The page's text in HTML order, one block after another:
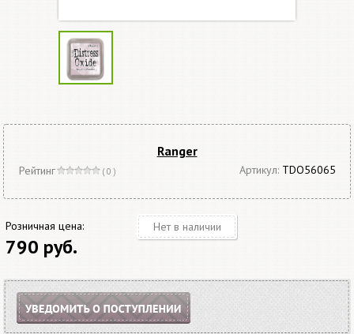
Ranger
Рейтинг ( 0 ) Артикул: TDO56065
Розничная цена:
790 руб.
Нет в наличии